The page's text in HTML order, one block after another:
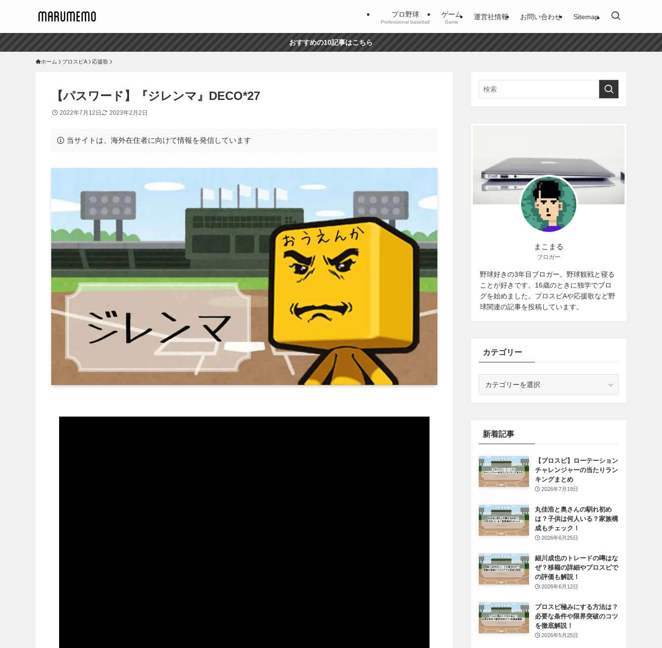
プロ野球
Professional baseball
ゲーム
Game
運営社情報 お問い合わせ Sitemap
おすすめの10記事はこちら
ホーム プロスピA 応援歌
【パスワード】『ジレンマ』DECO*27
2022年7月12日 2023年2月2日
当サイトは、海外在住者に向けて情報を発信しています
まこまる
ブロガー
野球好きの3年目ブロガー。野球観戦と寝る
ことが好きです。16歳のときに独学でブロ
グを始めました。プロスピAや応援歌など野
球関連の記事を投稿しています。
カテゴリー
新着記事
【プロスピ】ローテーション
チャレンジャーの当たりラン
キングまとめ
2026年7月19日
丸佳浩と奥さんの馴れ初め
は？子供は何人いる？家族構
成もチェック！
2026年6月25日
細川成也のトレードの噂はな
ぜ？移籍の詳細やプロスピで
の評価も解説！
2026年6月12日
プロスピ極みにする方法は？
必要な条件や限界突破のコツ
を徹底解説！
2026年5月25日